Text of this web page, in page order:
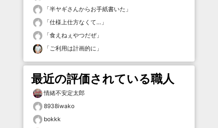
「半ヤギさんからお手紙書いた 」
「仕様上仕方なくて… 」
「食えねぇやつだぜ」
「ご利用は計画的に 」
最近の評価されている職人
情緒不安定太郎
8938iwako
bokkk